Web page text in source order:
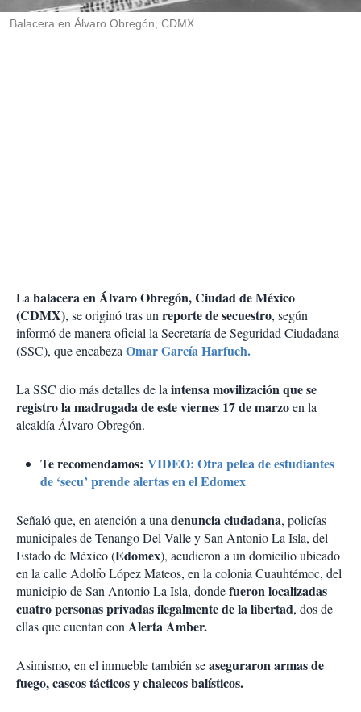
r
Balacera en Álvaro Obregón, CDMX.
Labalacera en Álvaro Obregón, Ciudad de México
(CDMX), se originó tras unreporte de secuestro, según
informó de manera oficial la Secretaría de Seguridad Ciudadana
(SSC), que encabezaOmar García Harfuch.
La SSC dio más detalles de laintensa movilización que se
registro la madrugada de este viernes 17 de marzoen la
alcaldía Álvaro Obregón.
Te recomendamos: VIDEO: Otra pelea de estudiantes
de ‘secu’ prende alertas en el Edomex
Señaló que, en atención a unadenuncia ciudadana, policías
municipales de Tenango Del Valle y San Antonio La Isla, del
Estado de México (Edomex), acudieron a un domicilio ubicado
en la calle Adolfo López Mateos, en la colonia Cuauhtémoc, del
municipio de San Antonio La Isla, dondefueron localizadas
cuatro personas privadas ilegalmente de la libertad, dos de
ellas que cuentan conAlerta Amber.
Asimismo, en el inmueble también seaseguraron armas de
fuego, cascos tácticos y chalecos balísticos.